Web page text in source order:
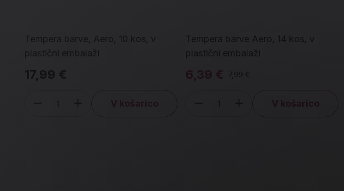
Tempera barve, Aero, 10 kos, v
plastični embalaži
17,99 €
Količina
V košarico
Tempera barve Aero, 14 kos, v
plastični embalaži
6,39 € 7,99 €
Količina
V košarico